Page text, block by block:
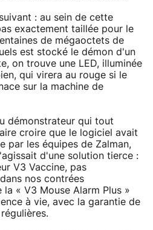
: au sein de cette
exactement taillée pour le
de mégaoctets de
est stocké le démon d'un
on trouve une LED, illuminée
qui virera au rouge si le
sur la machine de
démonstrateur qui tout
croire que le logiciel avait
par les équipes de Zalman,
d'une solution tierce :
V3 Vaccine, pas
nos contrées
« V3 Mouse Alarm Plus »
à vie, avec la garantie de